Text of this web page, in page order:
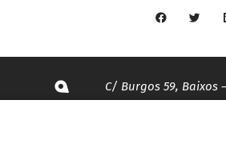
C/ Burgos 59, Baixos